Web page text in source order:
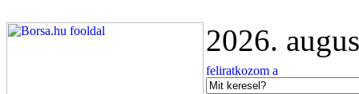
2026.